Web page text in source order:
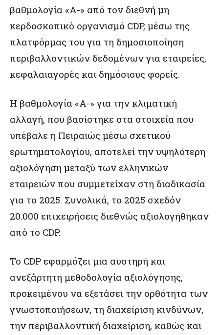
βαθμολογία «A-» από τον διεθνή μη
κερδοσκοπικό οργανισμό CDP, μέσω της
πλατφόρμας του για τη δημοσιοποίηση
περιβαλλοντικών δεδομένων για εταιρείες,
κεφαλαιαγορές και δημόσιους φορείς.
Η βαθμολογία «A-» για την κλιματική
αλλαγή, που βασίστηκε στα στοιχεία που
υπέβαλε η Πειραιώς μέσω σχετικού
ερωτηματολογίου, αποτελεί την υψηλότερη
αξιολόγηση μεταξύ των ελληνικών
εταιρειών που συμμετείχαν στη διαδικασία
για το 2025. Συνολικά, το 2025 σχεδόν
20.000 επιχειρήσεις διεθνώς αξιολογήθηκαν
από το CDP.
Το CDP εφαρμόζει μια αυστηρή και
ανεξάρτητη μεθοδολογία αξιολόγησης,
προκειμένου να εξετάσει την ορθότητα των
γνωστοποιήσεων, τη διαχείριση κινδύνων,
την περιβαλλοντική διαχείριση, καθώς και